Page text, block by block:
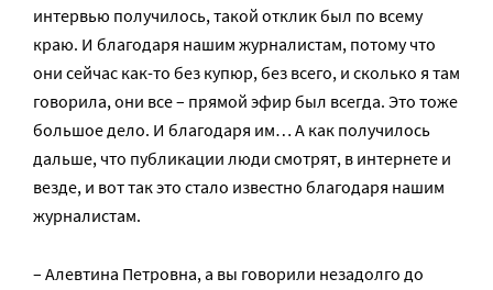
интервью получилось, такой отклик был по всему
краю. И благодаря нашим журналистам, потому что
они сейчас как-то без купюр, без всего, и сколько я там
говорила, они все – прямой эфир был всегда. Это тоже
большое дело. И благодаря им… А как получилось
дальше, что публикации люди смотрят, в интернете и
везде, и вот так это стало известно благодаря нашим
журналистам.
– Алевтина Петровна, а вы говорили незадолго до